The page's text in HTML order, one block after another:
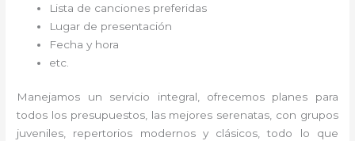
Lista de canciones preferidas
Lugar de presentación
Fecha y hora
etc.
Manejamos un servicio integral, ofrecemos planes para
todos los presupuestos, las mejores serenatas, con grupos
juveniles, repertorios modernos y clásicos, todo lo que